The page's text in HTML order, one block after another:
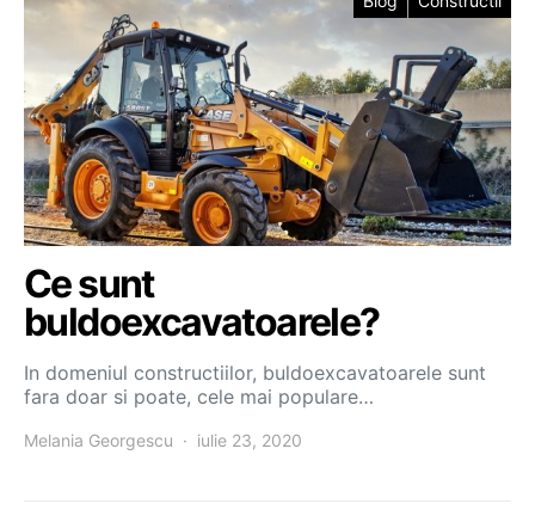
Ce sunt
buldoexcavatoarele?
In domeniul constructiilor, buldoexcavatoarele sunt
fara doar si poate, cele mai populare…
Melania Georgescu iulie 23, 2020